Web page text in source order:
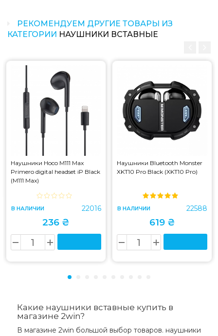
Диапазон звуковых частот: 20-20000 Гц
Импеданс: 32 Ом
Вес: 12 грамм
Какая цена на наушники baseus encok 3.5mm
lateral in-ear wired earphone h17 white
(ngcr020002)?
Цена на наушники baseus encok 3.5mm lateral in-ear
РЕКОМЕНДУЕМ ДРУГИЕ ТОВАРЫ ИЗ
КАТЕГОРИИ НАУШНИКИ ВСТАВНЫЕ
Наушники Hoco M111 Max
Primero digital headset iP Black
(M111 Max)
В НАЛИЧИИ 22016
236 ₴
Наушники Bluetooth Monster
XKT10 Pro Black (XKT10 Pro)
В НАЛИЧИИ 22588
619 ₴
Какие наушники вставные купить в
магазине 2win?
В магазине 2win большой выбор товаров. наушники